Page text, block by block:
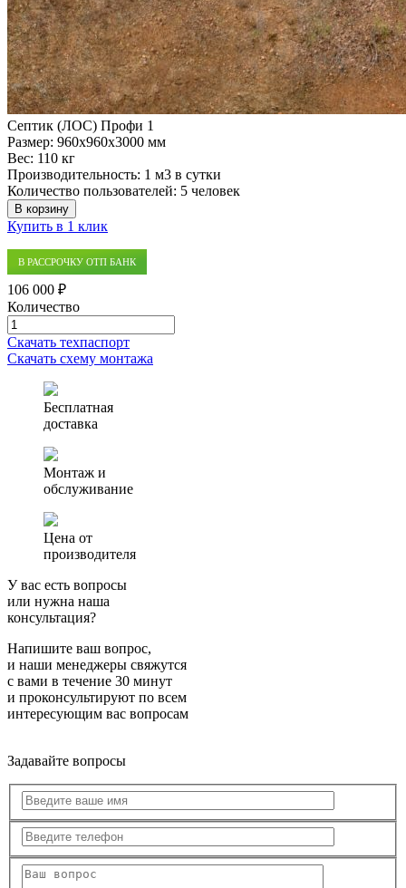
Септик (ЛОС) Профи 1
Размер: 960x960x3000 мм
Вес: 110 кг
Производительность: 1 м3 в сутки
Количество пользователей: 5 человек
В корзину
Купить в 1 клик
В РАССРОЧКУ ОТП БАНК
106 000 ₽
Количество
Количество
товара
Септик
Профи
Скачать техпаспорт
Скачать схему монтажа
Бесплатная
доставка
Монтаж и
обслуживание
Цена от
производителя
У вас есть вопросы
или нужна наша
консультация?
Напишите ваш вопрос,
и наши менеджеры свяжутся
с вами в течение 30 минут
и проконсультируют по всем
интересующим вас вопросам
Задавайте вопросы